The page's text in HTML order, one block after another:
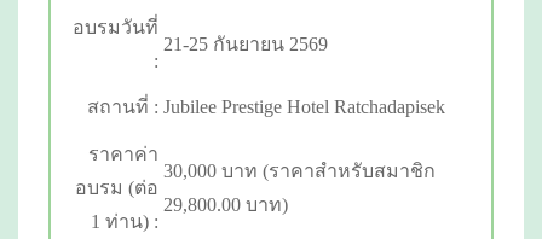
อบรมวันที่
:
21-25 กันยายน 2569
สถานที่ : Jubilee Prestige Hotel Ratchadapisek
ราคาค่า
อบรม (ต่อ
1 ท่าน) :
30,000 บาท (ราคาสำหรับสมาชิก
29,800.00 บาท)